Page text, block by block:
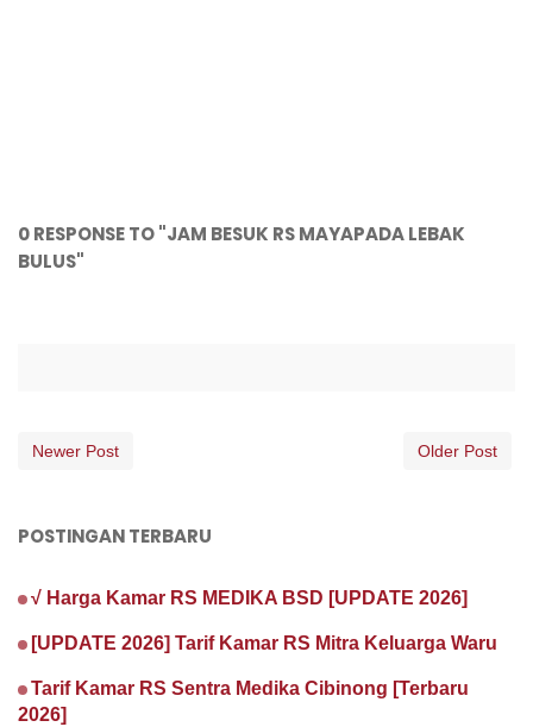
0 RESPONSE TO "JAM BESUK RS MAYAPADA LEBAK
BULUS"
Newer Post Older Post
POSTINGAN TERBARU
√ Harga Kamar RS MEDIKA BSD [UPDATE 2026]
[UPDATE 2026] Tarif Kamar RS Mitra Keluarga Waru
Tarif Kamar RS Sentra Medika Cibinong [Terbaru
2026]